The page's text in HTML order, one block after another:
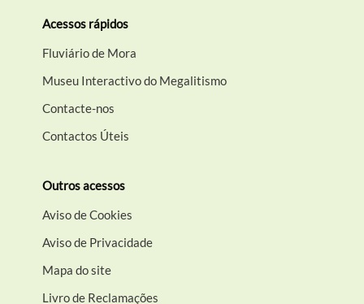
Acessos rápidos
Fluviário de Mora
Museu Interactivo do Megalitismo
Contacte-nos
Contactos Úteis
Outros acessos
Aviso de Cookies
Aviso de Privacidade
Mapa do site
Livro de Reclamações